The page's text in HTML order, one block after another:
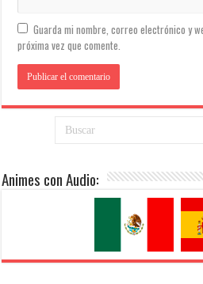
Guarda mi nombre, correo electrónico y
próxima vez que comente.
Animes con Audio: